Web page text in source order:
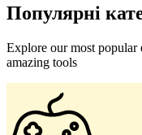
Популярні
Explore our most popular
amazing tools